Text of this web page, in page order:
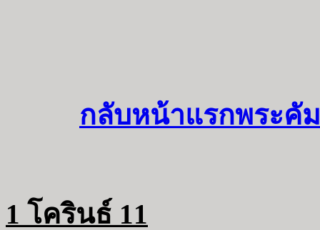
กลับหน้าแรกพระคั
1 โครินธ์ 11